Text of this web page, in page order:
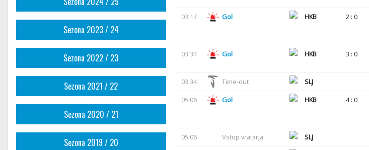
Sezona 2023 / 24
Sezona 2022 / 23
Sezona 2021 / 22
Sezona 2020 / 21
Sezona 2019 / 20
03:17
Gol HKB 2 : 0
03:34
Gol HKB 3 : 0
03:34
Time-out
SLJ
05:06
Gol HKB 4 : 0
05:06
Vstop vratarja SLJ